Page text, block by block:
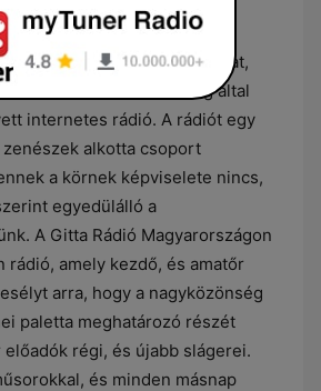
én kezdte meg adasàt,
és Hírközlési Hatóság által
internetes rádió. A rádiót egy
alkotta csoport
a körnek képviselete nincs,
egyedülálló a
A Gitta Rádió Magyarországon
rádió, amely kezdő, és amatőr
arra, hogy a nagyközönség
paletta meghatározó részét
előadók régi, és újabb slágerei.
és minden másnap